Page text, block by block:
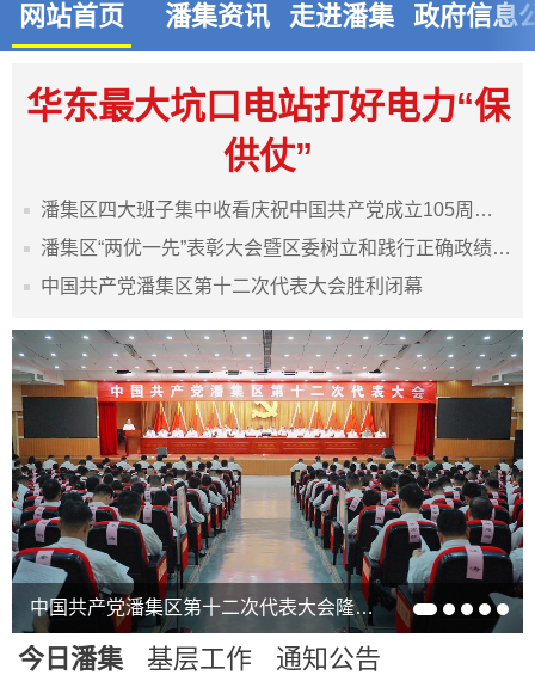
网站首页 潘集资讯 走进潘集 政府信息
华东最大坑口电站打好电力“保
供仗”
潘集区四大班子集中收看庆祝中国共产党成立105周年表彰大会
潘集区“两优一先”表彰大会暨区委树立和践行正确政绩观学习教育专题党课报告会举行
中国共产党潘集区第十二次代表大会胜利闭幕
中国共产党潘集区第十二次代表大会隆重开幕
中国铁塔领导前来我区商谈合作事宜
今日潘集 基层工作
通知公告